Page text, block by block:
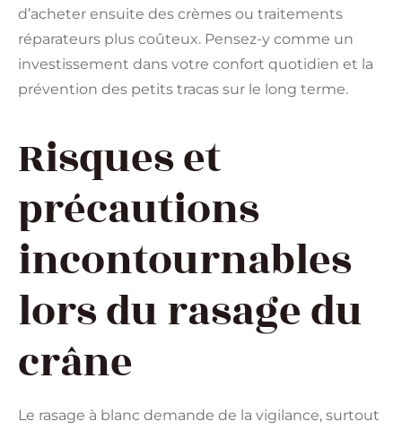
d’acheter ensuite des crèmes ou traitements
réparateurs plus coûteux. Pensez-y comme un
investissement dans votre confort quotidien et la
prévention des petits tracas sur le long terme.
Risques et
précautions
incontournables
lors du rasage du
crâne
Le rasage à blanc demande de la vigilance, surtout